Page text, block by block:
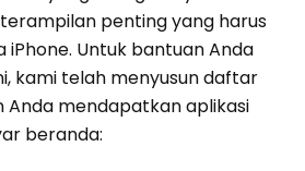
penting yang harus
iPhone. Untuk bantuan Anda
kami telah menyusun daftar
Anda mendapatkan aplikasi
beranda: